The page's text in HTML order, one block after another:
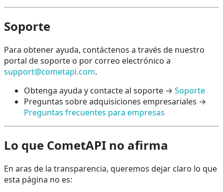
Soporte
Para obtener ayuda, contáctenos a través de nuestro
portal de soporte o por correo electrónico a
support@cometapi.com.
Obtenga ayuda y contacte al soporte → Soporte
Preguntas sobre adquisiciones empresariales →
Preguntas frecuentes para empresas
Lo que CometAPI no afirma
En aras de la transparencia, queremos dejar claro lo que
esta página no es: